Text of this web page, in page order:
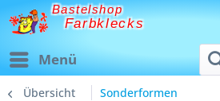
Bastelshop
Farbklecks
Menü
Übersicht Sonderformen